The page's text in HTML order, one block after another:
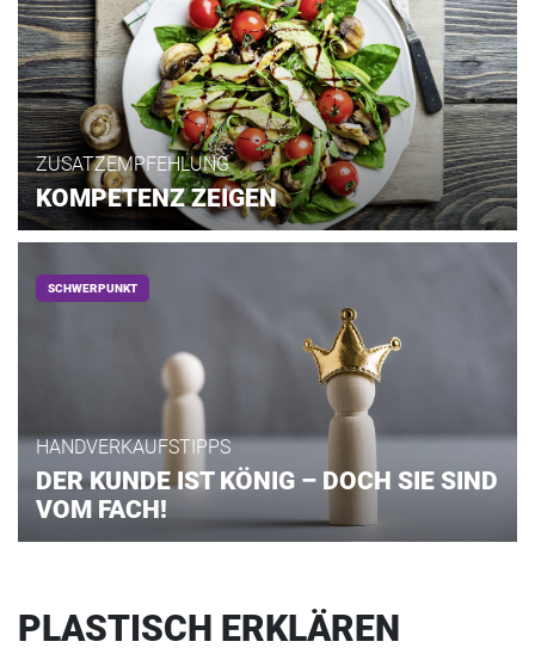
ZUSATZEMPFEHLUNG
KOMPETENZ ZEIGEN
SCHWERPUNKT
HANDVERKAUFSTIPPS
DER KUNDE IST KÖNIG – DOCH SIE SIND
VOM FACH!
PLASTISCH ERKLÄREN